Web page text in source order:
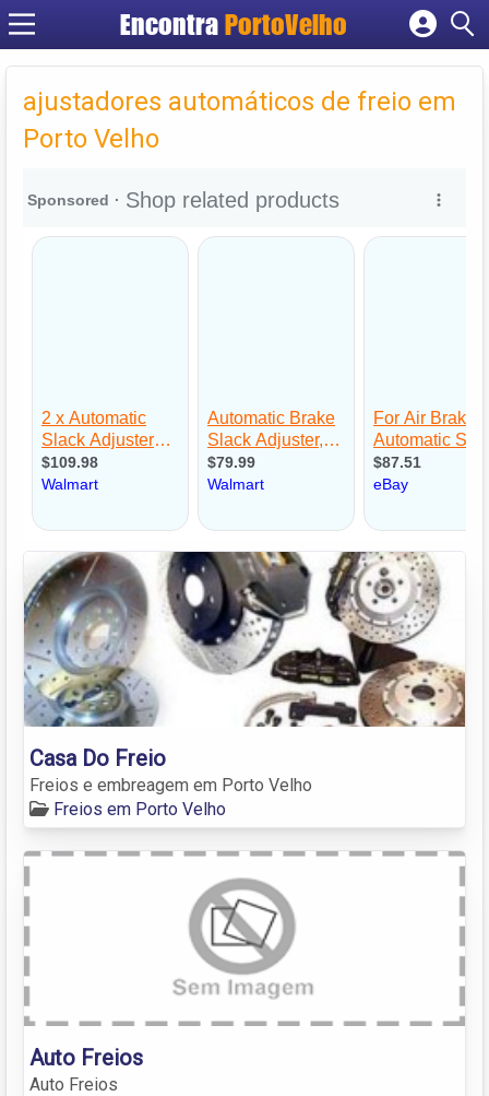
EncontraPortoVelho
Cadastrar empresa
Criar conta
ajustadores automáticos de freio em
Porto Velho
Casa Do Freio
Freios e embreagem em Porto Velho
Freios em Porto Velho
Auto Freios
Auto Freios